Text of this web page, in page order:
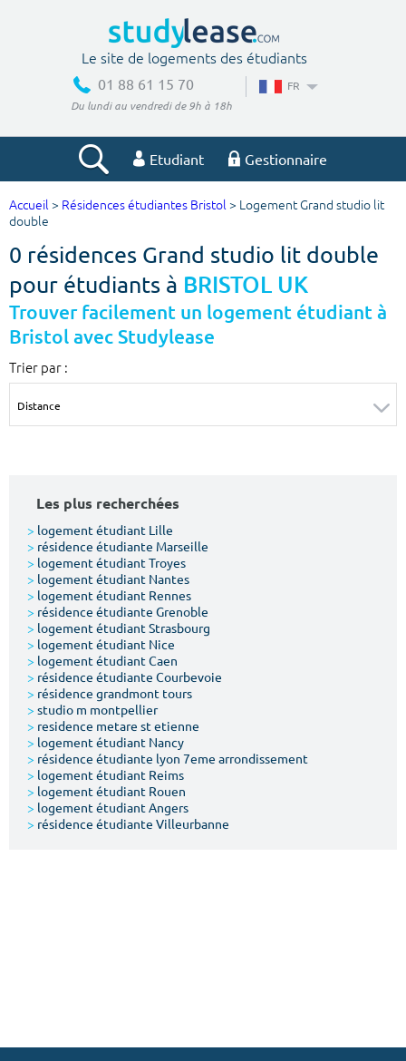
Le site de logements des étudiants
01 88 61 15 70
Du lundi au vendredi de 9h à 18h
FR
Etudiant Gestionnaire
Votre recherche
Ville, école
Budget min
€
Budget max
€
Surface min Surface max
Type de location
Votre date d'entrée
Chercher
Accueil > Résidences étudiantes Bristol > Logement Grand studio lit
double
0 résidences Grand studio lit double
pour étudiants à BRISTOL UK
Trouver facilement un logement étudiant à
Bristol avec Studylease
Trier par :
Les plus recherchées
> logement étudiant Lille
> résidence étudiante Marseille
> logement étudiant Troyes
> logement étudiant Nantes
> logement étudiant Rennes
> résidence étudiante Grenoble
> logement étudiant Strasbourg
> logement étudiant Nice
> logement étudiant Caen
> résidence étudiante Courbevoie
> résidence grandmont tours
> studio m montpellier
> residence metare st etienne
> logement étudiant Nancy
> résidence étudiante lyon 7eme arrondissement
> logement étudiant Reims
> logement étudiant Rouen
> logement étudiant Angers
> résidence étudiante Villeurbanne